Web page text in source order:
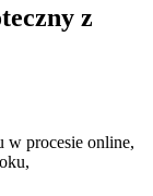
z
w procesie online,